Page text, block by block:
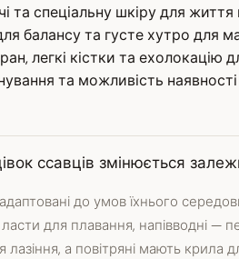
та спеціальну шкіру для
балансу та густе хутро для
легкі кістки та ехолокацію
та можливість
ссавців змінюється
адаптовані до умов їхнього
ласти для плавання, напівводні
лазіння, а повітряні мають крила